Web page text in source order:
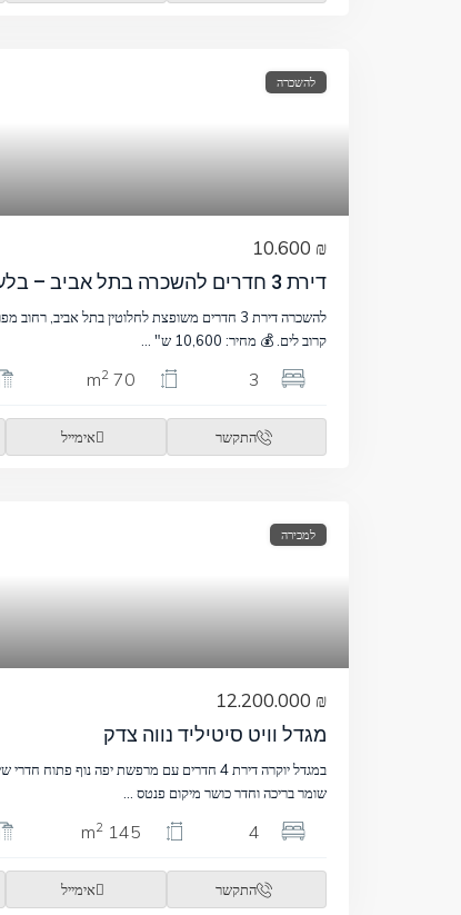
להשכרה
₪ 10.600
דירת 3 חדרים להשכרה בתל אביב – בלעדי
קרוב לים. 💰 מחיר: 10,600 ש"
3
70 m
2
התקשר אימייל
למכירה
₪ 12.200.000
מגדל וויט סיטיליד נווה צדק
שומר בריכה וחדר כושר מיקום פנטס
4
145 m
2
התקשר אימייל